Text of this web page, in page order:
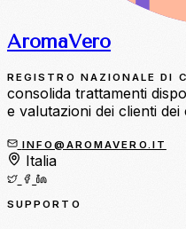
AromaVero
REGISTRO NAZIONALE DI
consolida trattamenti
e valutazioni dei clienti
INFO@AROMAVERO.IT
Italia
SUPPORTO